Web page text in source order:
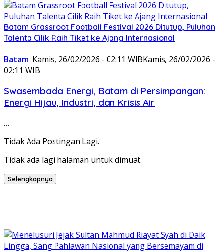
Batam Grassroot Football Festival 2026 Ditutup, Puluhan
Talenta Cilik Raih Tiket ke Ajang Internasional
Batam Kamis, 26/02/2026 - 02:11 WIBKamis, 26/02/2026 -
02:11 WIB
Swasembada Energi, Batam di Persimpangan:
Energi Hijau, Industri, dan Krisis Air
…
Tidak Ada Postingan Lagi.
Tidak ada lagi halaman untuk dimuat.
Selengkapnya